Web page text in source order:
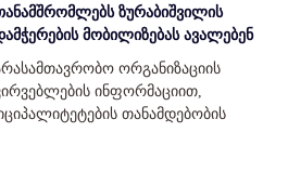
ზურაბიშვილის
მობილიზებას ავალებენ
ორგანიზაციის
ინფორმაციით,
თანამდებობის